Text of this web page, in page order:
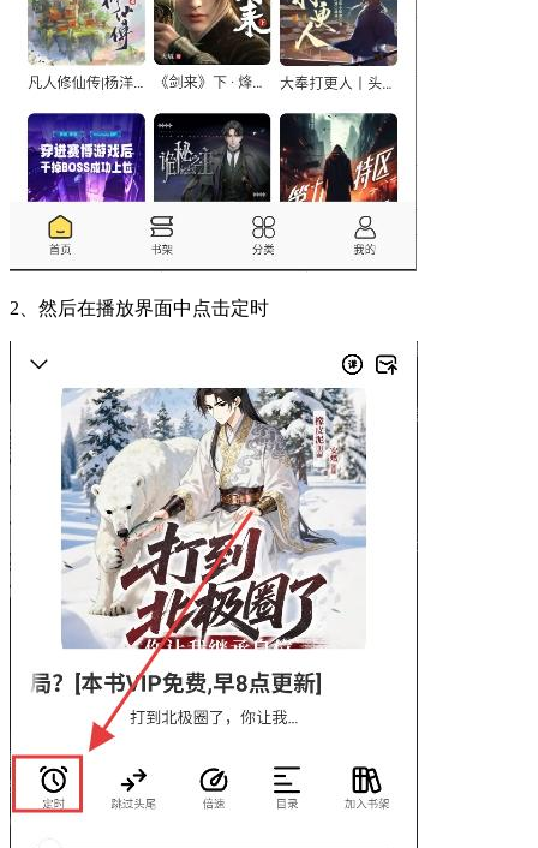
2、然后在播放界面中点击定时